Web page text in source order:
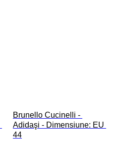
Brunello Cucinelli -
Adidaşi - Dimensiune: EU
44